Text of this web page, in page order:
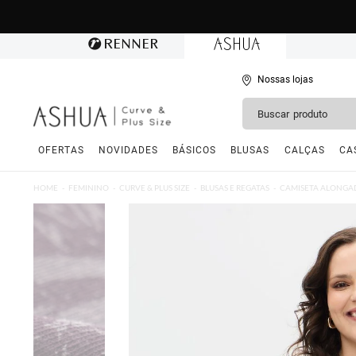
Nossas lojas
OFERTAS NOVIDADES BÁSICOS BLUSAS CALÇAS
HOME FEMININO CURVE & PLUS SIZE BLUSAS E REGATAS CAMISETA